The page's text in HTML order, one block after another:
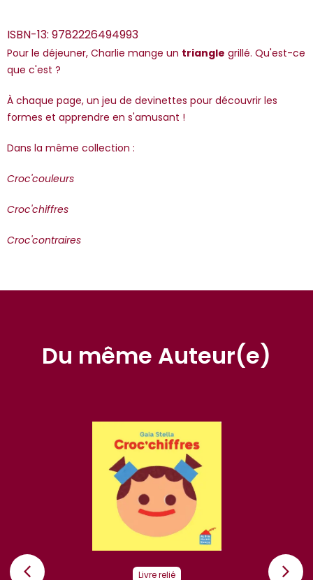
ISBN-13: 9782226494993
Pour le déjeuner, Charlie mange un triangle grillé. Qu'est-ce
que c'est ?
À chaque page, un jeu de devinettes pour découvrir les
formes et apprendre en s'amusant !
Dans la même collection :
Croc'couleurs
Croc'chiffres
Croc'contraires
*Guests cannot publish reviews
Du même Auteur(e)
Livre relié